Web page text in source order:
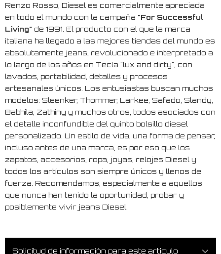
Renzo Rosso, Diesel es comercialmente apreciada
en todo el mundo con la campaña "For Successful
Living" de 1991. El producto con el que la marca
italiana ha llegado a las mejores tiendas del mundo es
absolutamente jeans, revolucionado e interpretado a
lo largo de los años en Tecla "lux and dirty", con
lavados, portabilidad, detalles y procesos
artesanales únicos. Los entusiastas buscan muchos
modelos: Sleenker, Thommer, Larkee, Safado, Slandy,
Babhila, Zathiny y muchos otros, todos asociados con
el detalle inconfundible del quinto bolsillo diesel
personalizado. Un estilo de vida, una forma de pensar,
incluso antes de una marca, es por eso que los
zapatos, accesorios, ropa, joyas, relojes Diesel y
todos los artículos son siempre únicos y llenos de
fuerza. Recomendamos, especialmente a aquellos
que nunca han tenido la oportunidad, probar y
posiblemente vivir jeans Diesel.
Solicitud de información para este artículo